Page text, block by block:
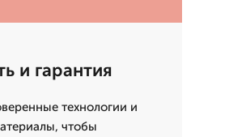
и гарантия
технологии и
чтобы